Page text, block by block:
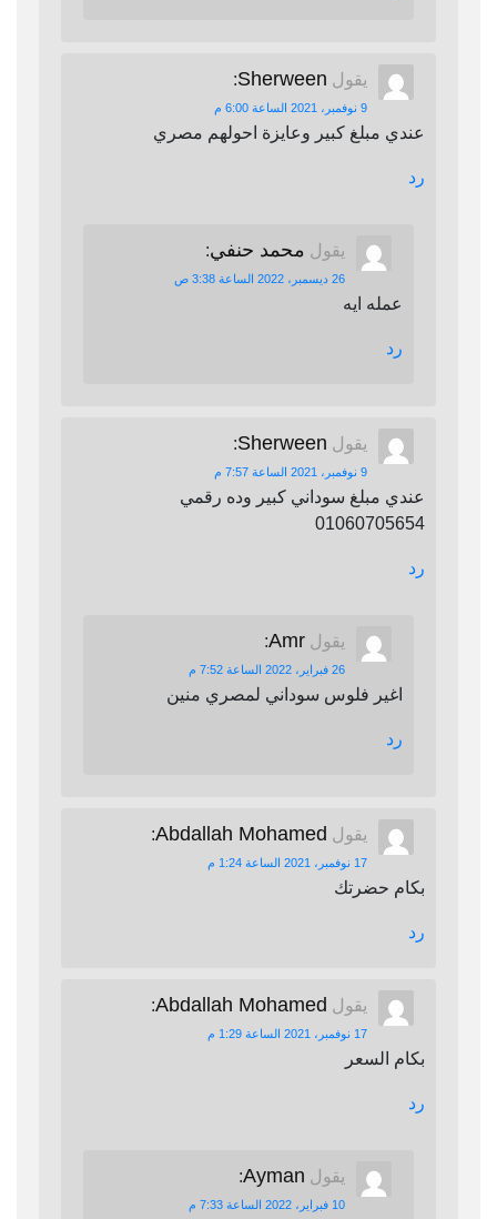
يقول Sherween
:
9 نوفمبر، 2021 الساعة 6:00 م
عندي مبلغ كبير وعايزة احولهم مصري
رد
يقول محمد حنفي:
26 ديسمبر، 2022 الساعة 3:38 ص
عمله ايه
رد
يقول Sherween
:
9 نوفمبر، 2021 الساعة 7:57 م
عندي مبلغ سوداني كبير وده رقمي
01060705654
رد
يقول Amr
:
26 فبراير، 2022 الساعة 7:52 م
اغير فلوس سوداني لمصري منين
رد
يقول Abdallah Mohamed
:
17 نوفمبر، 2021 الساعة 1:24 م
بكام حضرتك
رد
يقول Abdallah Mohamed
:
17 نوفمبر، 2021 الساعة 1:29 م
بكام السعر
رد
يقول Ayman
:
10 فبراير، 2022 الساعة 7:33 م